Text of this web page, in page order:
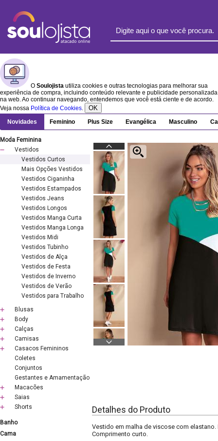
O Soulojista utiliza cookies e outras tecnologias para melhorar sua
experiência de compra, incluindo conteúdo relevante e publicidade personalizada
na web. Ao continuar navegando, entendemos que você está ciente e de acordo.
Veja nossa Política de Cookies. OK
Novidades Feminino Plus Size Evangélica Masculino
Moda Feminina
Vestidos
Vestidos Curtos
Mais Opções Vestidos
Vestidos Ciganinha
Vestidos Estampados
Vestidos Jeans
Vestidos Longos
Vestidos Manga Curta
Vestidos Manga Longa
Vestidos Midi
Vestidos Tubinho
Vestidos de Alça
Vestidos de Festa
Vestidos de Inverno
Vestidos de Verão
Vestidos para Trabalho
Blusas
Body
Calças
Camisas
Casacos Femininos
Coletes
Conjuntos
Gestantes e Amamentação
Macacões
Saias
Shorts
Banho
Cama
Detalhes do Produto
Vestido em malha de viscose com
Comprimento curto.